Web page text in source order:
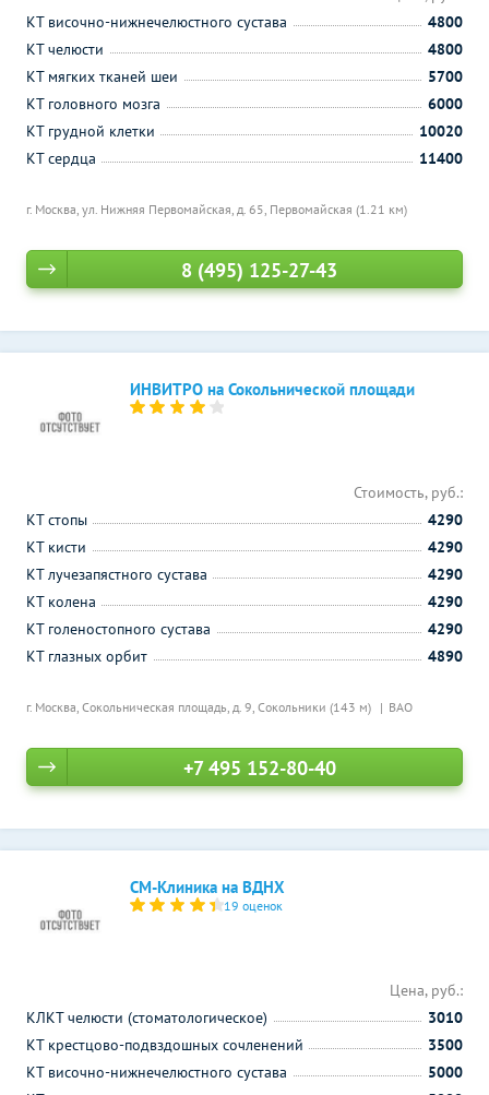
г. Москва, ул. Нижняя Первомайская, д. 65, Первомайская (1.21 км)
КТ височно-нижнечелюстного сустава
4800
КТ челюсти
4800
КТ мягких тканей шеи
5700
КТ головного мозга
6000
КТ грудной клетки
10020
КТ сердца
11400
8 (495) 125-27-43
ИНВИТРО на Сокольнической площади
г. Москва, Сокольническая площадь, д. 9, Сокольники (143 м) ВАО
Стоимость, руб.:
КТ стопы
4290
КТ кисти
4290
КТ лучезапястного сустава
4290
КТ колена
4290
КТ голеностопного сустава
4290
КТ глазных орбит
4890
+7 495 152-80-40
СМ-Клиника на ВДНХ
19 оценок
Цена, руб.:
КЛКТ челюсти (стоматологическое)
3010
КТ крестцово-подвздошных сочленений
3500
КТ височно-нижнечелюстного сустава
5000